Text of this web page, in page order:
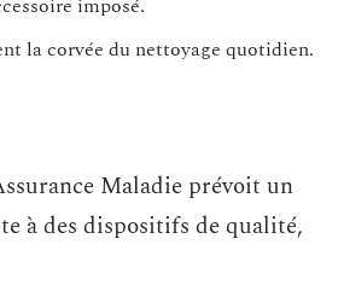
imposé.
la corvée du nettoyage quotidien.
Maladie prévoit un
à des dispositifs de qualité,